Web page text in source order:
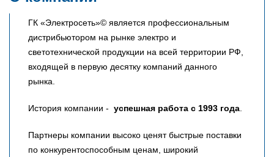
ГК «Электросеть»© является профессиональным
дистрибьютором на рынке электро и
светотехнической продукции на всей территории РФ,
входящей в первую десятку компаний данного
рынка.
История компании - успешная работа с 1993 года.
Партнеры компании высоко ценят быстрые поставки
по конкурентоспособным ценам, широкий